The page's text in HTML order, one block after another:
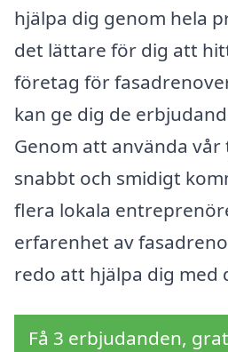
hjälpa dig genom hela
det lättare för dig att
företag för
kan ge dig de
Genom att använda vår
snabbt och smidigt
flera lokala
erfarenhet av
redo att hjälpa dig med
Få 3 erbjudanden,